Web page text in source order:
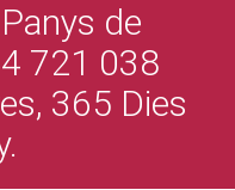
de
721 038
365 Dies